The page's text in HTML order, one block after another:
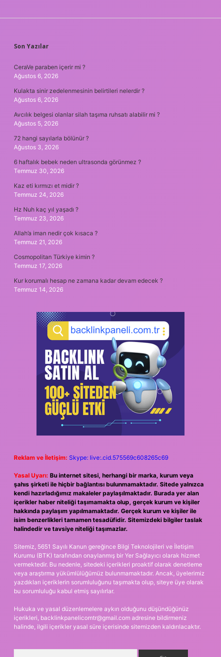
SIDEBAR
Son Yazılar
CeraVe paraben içerir mi ?
Ağustos 6, 2026
Kulakta sinir zedelenmesinin belirtileri nelerdir ?
Ağustos 6, 2026
Avcılık belgesi olanlar silah taşıma ruhsatı alabilir mi ?
Ağustos 5, 2026
72 hangi sayılarla bölünür ?
Ağustos 3, 2026
6 haftalık bebek neden ultrasonda görünmez ?
Temmuz 30, 2026
Kaz eti kırmızı et midir ?
Temmuz 24, 2026
Hz Nuh kaç yıl yaşadı ?
Temmuz 23, 2026
Allah’a iman nedir çok kısaca ?
Temmuz 21, 2026
Cosmopolitan Türkiye kimin ?
Temmuz 17, 2026
Kur korumalı hesap ne zamana kadar devam edecek ?
Temmuz 14, 2026
Reklam ve İletişim: Skype: live:.cid.575569c608265c69
Yasal Uyarı: Bu internet sitesi, herhangi bir marka, kurum veya
şahıs şirketi ile hiçbir bağlantısı bulunmamaktadır. Sitede yalnızca
kendi hazırladığımız makaleler paylaşılmaktadır. Burada yer alan
içerikler haber niteliği taşımamakta olup, gerçek kurum ve kişiler
hakkında paylaşım yapılmamaktadır. Gerçek kurum ve kişiler ile
isim benzerlikleri tamamen tesadüfidir. Sitemizdeki bilgiler taslak
halindedir ve tavsiye niteliği taşımazlar.
Sitemiz, 5651 Sayılı Kanun gereğince Bilgi Teknolojileri ve İletişim
Kurumu (BTK) tarafından onaylanmış bir Yer Sağlayıcı olarak hizmet
vermektedir. Bu nedenle, sitedeki içerikleri proaktif olarak denetleme
veya araştırma yükümlülüğümüz bulunmamaktadır. Ancak, üyelerimiz
yazdıkları içeriklerin sorumluluğunu taşımakta olup, siteye üye olarak
bu sorumluluğu kabul etmiş sayılırlar.
Hukuka ve yasal düzenlemelere aykırı olduğunu düşündüğünüz
içerikleri, backlinkpanelicomtr@gmail.com adresine bildirmeniz
halinde, ilgili içerikler yasal süre içerisinde sitemizden kaldırılacaktır.